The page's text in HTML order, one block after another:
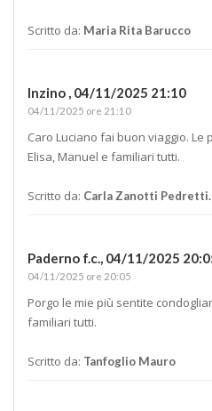
Scritto da: Maria Rita Barucco
Inzino , 04/11/2025 21:10
04/11/2025 ore 21:10
Caro Luciano fai buon viaggio.
Elisa, Manuel e familiari tutti.
Scritto da: Carla Zanotti Pedretti.
Paderno f.c., 04/11/2025
04/11/2025 ore 20:05
Porgo le mie più sentite
familiari tutti.
Scritto da: Tanfoglio Mauro